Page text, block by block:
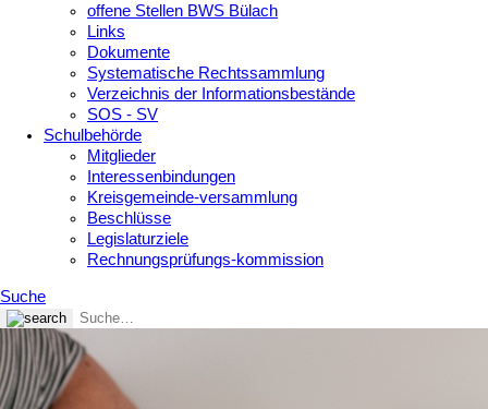
offene Stellen BWS Bülach
Links
Dokumente
Systematische Rechtssammlung
Verzeichnis der Informationsbestände
SOS - SV
Schulbehörde
Mitglieder
Interessenbindungen
Kreisgemeinde-versammlung
Beschlüsse
Legislaturziele
Rechnungsprüfungs-kommission
Suche